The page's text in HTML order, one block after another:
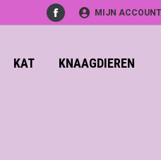
Facebook
MIJN ACCOUNT
KAT KNAAGDIEREN